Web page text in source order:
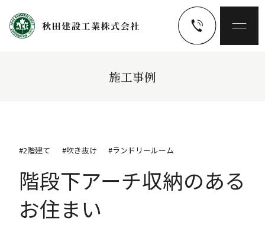
施工事例
#2階建て #吹き抜け #ランドリールーム
階段下アーチ収納のある
お住まい